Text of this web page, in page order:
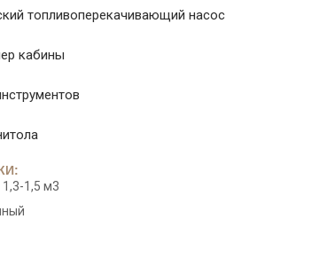
топливоперекачивающий насос
кабины
1,3-1,5 м3